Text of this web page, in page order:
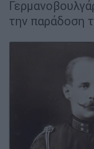
την παράδοση